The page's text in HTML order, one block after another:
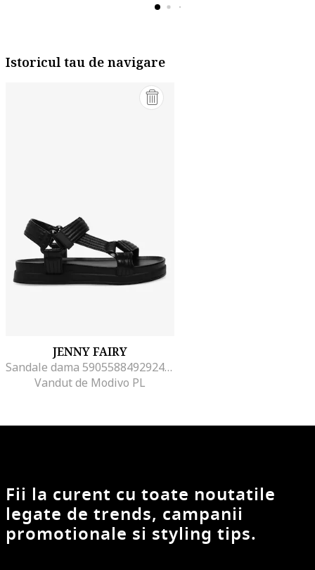
Istoricul tau de navigare
JENNY FAIRY
Sandale dama 5905588492924, Sintetic, 36 EU, Negru
Vandut de Modivo PL
Fii la curent cu toate noutatile
legate de trends, campanii
promotionale si styling tips.